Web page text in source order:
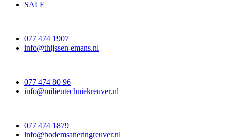
SALE
077 474 1907
info@thijssen-emans.nl
077 474 80 96
info@milieutechniekreuver.nl
077 474 1879
info@bodemsaneringreuver.nl